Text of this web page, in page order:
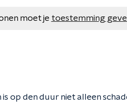
moet je toestemming
op den duur niet alleen